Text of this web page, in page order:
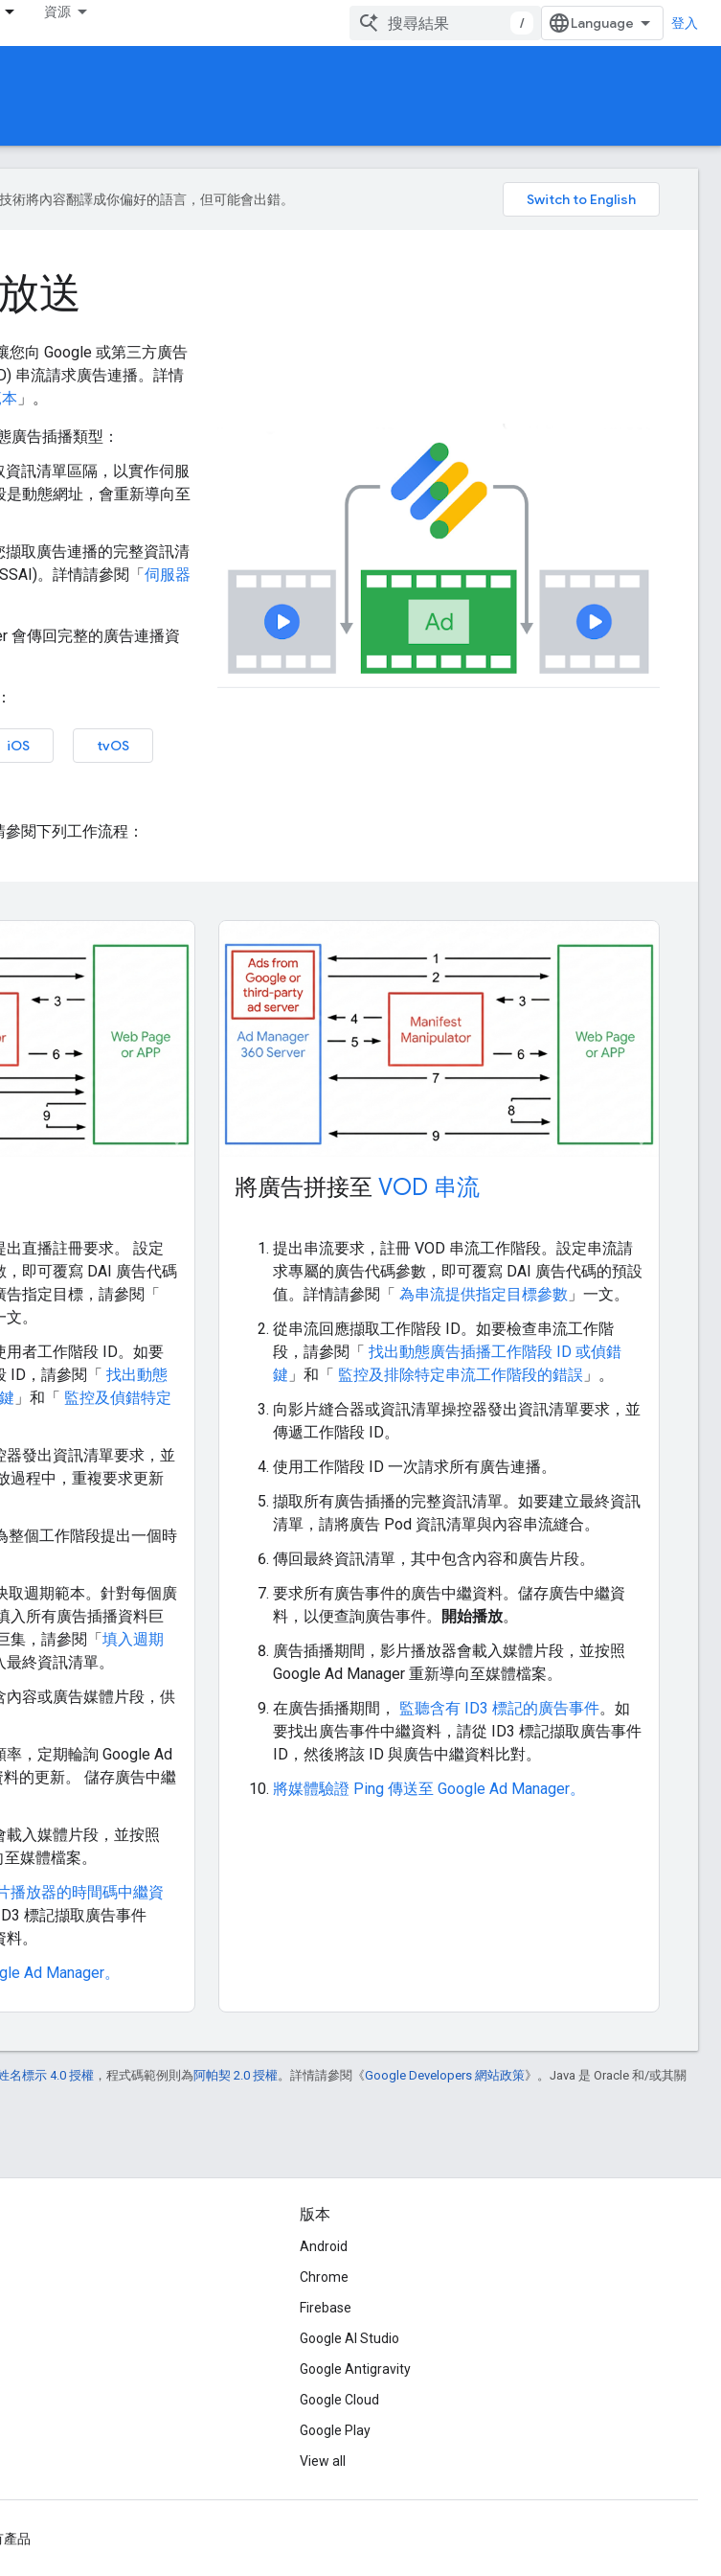
資源
/ 登入
術將內容翻譯成你偏好的語言，但可能會出錯。
送
您向 Google 或第三方廣告
串流請求廣告連播。詳情
」。
廣告插播類型：
資訊清單區隔，以實作伺服
是動態網址，會重新導向至
擷取廣告連播的完整資訊清
。詳情請參閱「伺服器
會傳回完整的廣告連播資
iOS tvOS
閱下列工作流程：
直播註冊要求。 設定
即可覆寫 DAI 廣告代碼
告指定目標，請參閱「
文。
者工作階段 ID。如要
ID，請參閱「 找出動態
」和「 監控及偵錯特定
發出資訊清單要求，並
過程中，重複要求更新
整個工作階段提出一個時
取週期範本。針對每個廣
入所有廣告插播資料巨
集，請參閱「填入週期
終資訊清單。
容或廣告媒體片段，供
，定期輪詢 Google Ad
的更新。 儲存廣告中繼
載入媒體片段，並按照
媒體檔案。
播放器的時間碼中繼資
標記擷取廣告事件
。
Ad Manager。
將廣告拼接至 VOD 串流
提出串流要求，註冊 VOD 串流工作階段。設定串流請
求專屬的廣告代碼參數，即可覆寫 DAI 廣告代碼的預設
值。詳情請參閱「 為串流提供指定目標參數 」一文。
從串流回應擷取工作階段 ID。如要檢查串流工作階
段，請參閱「 找出動態廣告插播工作階段 ID 或偵錯
鍵 」和「 監控及排除特定串流工作階段的錯誤 」。
向影片縫合器或資訊清單操控器發出資訊清單要求，並
傳遞工作階段 ID。
使用工作階段 ID 一次請求所有廣告連播。
擷取所有廣告插播的完整資訊清單。如要建立最終資訊
清單，請將廣告 Pod 資訊清單與內容串流縫合。
傳回最終資訊清單，其中包含內容和廣告片段。
要求所有廣告事件的廣告中繼資料。儲存廣告中繼資
料，以便查詢廣告事件。
開始播放。
廣告插播期間，影片播放器會載入媒體片段，並按照
Google Ad Manager 重新導向至媒體檔案。
在廣告插播期間，
監聽含有 ID3 標記的廣告事件。如
要找出廣告事件中繼資料，請從 ID3 標記擷取廣告事件
ID，然後將該 ID 與廣告中繼資料比對。
將媒體驗證 Ping 傳送至 Google Ad Manager。
名標示 4.0 授權 ，程式碼範例則為阿帕契 2.0 授權。詳情請參閱《Google Developers 網站政策》。Java 是 Oracle 和/或其關
版本
Android
Chrome
Firebase
Google AI Studio
Google Antigravity
Google Cloud
Google Play
View all
產品